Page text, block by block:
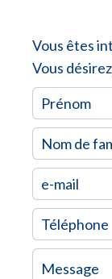
Vous êtes
Vous